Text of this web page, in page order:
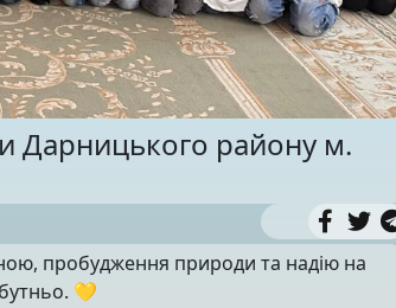
Дарницького району м.
пробудження природи та надію на
💛